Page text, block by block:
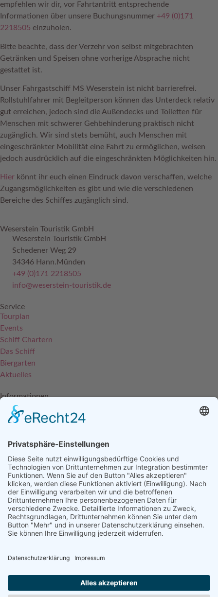
empfehlen wir dir, vor Fahrtantritt entsprechende
Informationen über unsere Buchungsnummer +49 (0)171
2218505 einzuholen.
Bitte beachte, dass der Verzehr von selbst mitgebrachten
Getränken und Speisen ohne vorherige Absprache nicht
gestattet ist.
Unser Fahrgastschiff MS Weserstein ist nicht barrierefrei.
Rollstuhlfahrer mit Begleitperson können das Unterdeck relativ
gut erreichen, jedoch sind die Außendecks und Toiletten für
Menschen mit schwerer Gehbehinderung praktisch nicht
zugänglich. Wir sind stets bemüht, auch Menschen mit
eingeschränkter Mobilität eine Fahrt zu ermöglichen, weisen
jedoch ausdrücklich auf die eingeschränkten Möglichkeiten hin.
Hier könnt ihr euch einen Eindruck davon verschaffen, welche
Zugangsmöglichkeiten es gibt und wie die verschiedenen
Bereiche des Schiffes zugänglich sind.
Weserstein Touristik GmbH
Weserstein Touristik GmbH
Schedener Weg 29
34346 Hann.Münden
+49 (0)171 2218505
info@weserstein-touristik.de
Service
Tourplan
Events
Schiff Chartern
Das Schiff
Biergarten
Aktuelles
Informationen
Häufige Fragen - FAQ
Kontakt
Datenschutzerklärung
Widerrufsrecht
Unsere Partner
Jobs
Social Media
Unsere Partner: